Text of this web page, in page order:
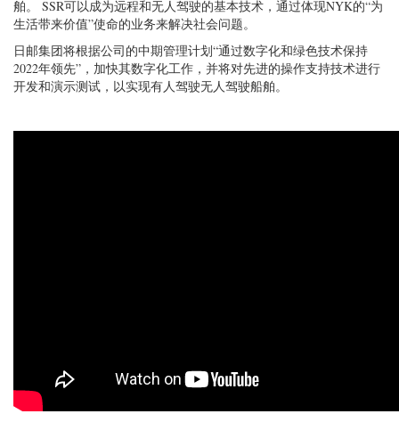
舶。 SSR可以成为远程和无人驾驶的基本技术，通过体现NYK的“为
生活带来价值”使命的业务来解决社会问题。
日邮集团将根据公司的中期管理计划“通过数字化和绿色技术保持
2022年领先”，加快其数字化工作，并将对先进的操作支持技术进行
开发和演示测试，以实现有人驾驶无人驾驶船舶。